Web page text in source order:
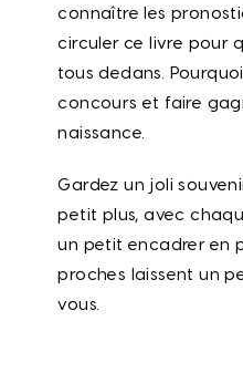
connaître les
circuler ce livre pour
tous dedans.
concours et faire
naissance.
Gardez un joli
petit plus, avec
un petit encadrer en
proches laissent un
vous.